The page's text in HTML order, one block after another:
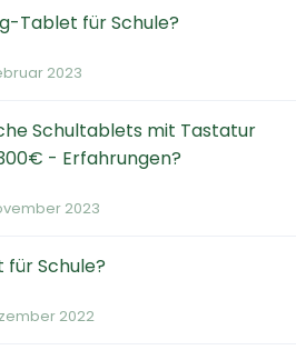
Tablet für Schule?
2023
Schultablets mit Tastatur
- Erfahrungen?
2023
Schule?
2022